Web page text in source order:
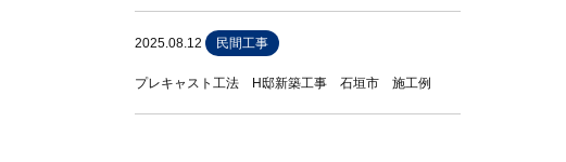
2025.08.12 民間工事
プレキャスト工法 H邸新築工事 石垣市 施工例